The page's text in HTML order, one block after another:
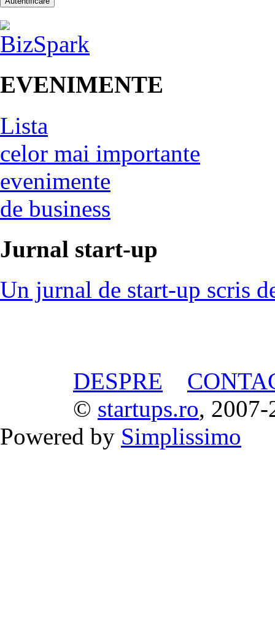
EVENIMENTE
Lista
celor mai importante
evenimente
de business
Jurnal start-up
Un jurnal de start-up scris
DESPRE
© startups.ro, 2007-
Powered by Simplissimo